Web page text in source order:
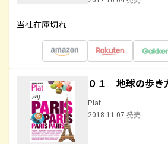
当社在庫切れ
０１ 地球の歩
Plat
2018.11.07 発売